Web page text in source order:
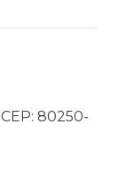
80250-